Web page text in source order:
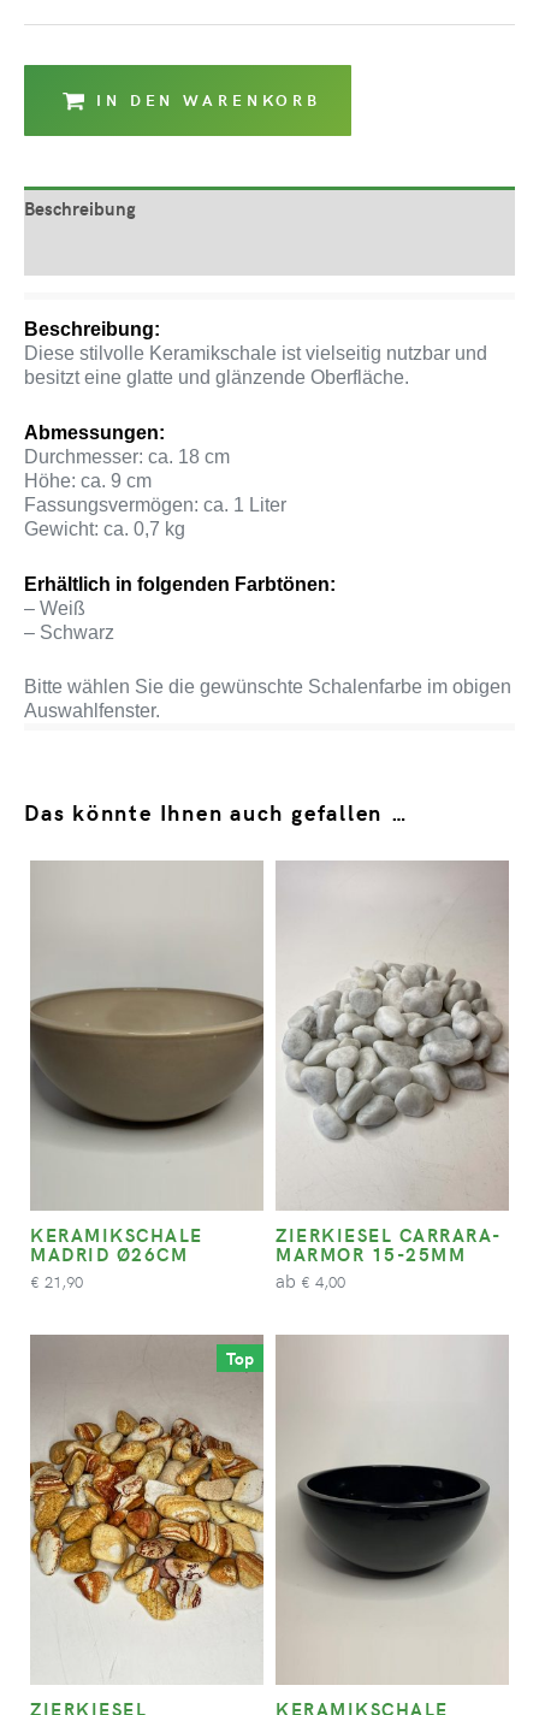
IN DEN WARENKORB
Beschreibung
Beschreibung:
Diese stilvolle Keramikschale ist vielseitig nutzbar und
besitzt eine glatte und glänzende Oberfläche.
Abmessungen:
Durchmesser: ca. 18 cm
Höhe: ca. 9 cm
Fassungsvermögen: ca. 1 Liter
Gewicht: ca. 0,7 kg
Erhältlich in folgenden Farbtönen:
– Weiß
– Schwarz
Bitte wählen Sie die gewünschte Schalenfarbe im obigen
Auswahlfenster.
Das könnte Ihnen auch gefallen …
KERAMIKSCHALE
MADRID Ø26CM
€ 21,90
ZIERKIESEL CARRARA-
MARMOR 15-25MM
ab € 4,00
Top
ZIERKIESEL KERAMIKSCHALE